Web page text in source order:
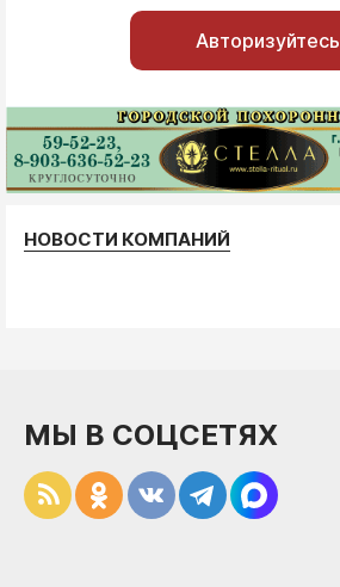
Авторизуйтесь
НОВОСТИ КОМПАНИЙ
МЫ В СОЦСЕТЯХ